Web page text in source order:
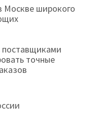
Москве широкого
поставщиками
точные